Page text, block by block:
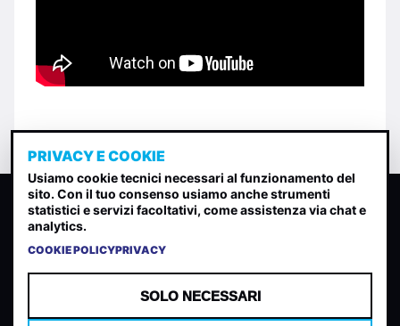
CLASSIFICA INDIE
Classifica per indice di gradimento generata dall analisi di
PRIVACY E COOKIE
Usiamo cookie tecnici necessari al funzionamento del
sito. Con il tuo consenso usiamo anche strumenti
statistici e servizi facoltativi, come assistenza via chat e
analytics.
COOKIE POLICYPRIVACY
SOLO NECESSARI